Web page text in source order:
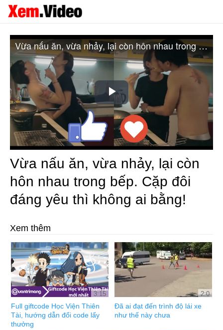
Play
Video
Vừa nấu ăn, vừa nhảy, lại còn hôn nhau trong bếp. Cặp đôi đáng yêu thì không ai bằng!
Vừa nấu ăn, vừa nhảy, lại còn
hôn nhau trong bếp. Cặp đôi
đáng yêu thì không ai bằng!
Xem thêm
3:15
Full giftcode Học Viện Thiên
Tài, hướng dẫn đổi code lấy
thưởng
2:0
Đã ai đạt đến trình độ lái xe
như thế này chưa